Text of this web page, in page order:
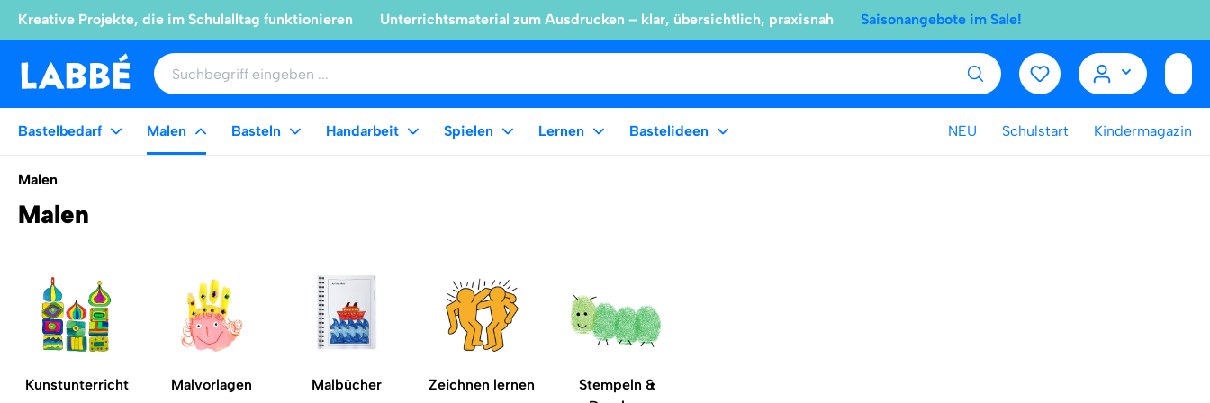
Kreative Projekte, die im Schulalltag funktionieren Unterrichtsmaterial zum Ausdrucken – klar, übersichtlich, praxisnah Saisonangebote im Sale!
Bastelbedarf Malen Basteln Handarbeit Spielen Lernen Bastelideen NEU Schulstart Kindermagazin
Malen
Malen
Kunstunterricht Malvorlagen Malbücher Zeichnen lernen
Stempeln &